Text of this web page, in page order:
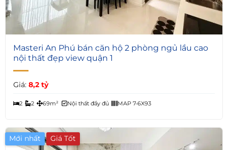
4
Masteri An Phú bán căn hộ 2 phòng ngủ lầu cao
nội thất đẹp view quận 1
Giá: 8,2 tỷ
2 2 69m² Nội thất đầy đủ MAP 7-6X93
Mới nhất Giá Tốt